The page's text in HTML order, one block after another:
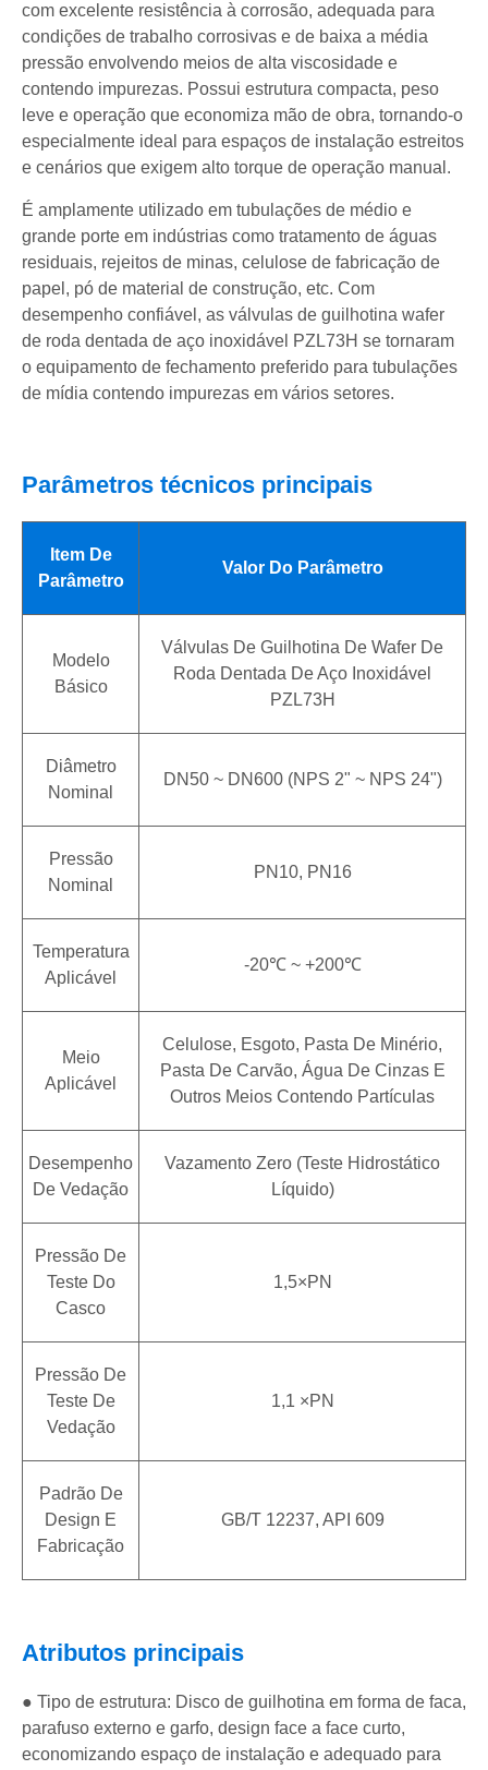
com excelente resistência à corrosão, adequada para
condições de trabalho corrosivas e de baixa a média
pressão envolvendo meios de alta viscosidade e
contendo impurezas. Possui estrutura compacta, peso
leve e operação que economiza mão de obra, tornando-o
especialmente ideal para espaços de instalação estreitos
e cenários que exigem alto torque de operação manual.
É amplamente utilizado em tubulações de médio e
grande porte em indústrias como tratamento de águas
residuais, rejeitos de minas, celulose de fabricação de
papel, pó de material de construção, etc. Com
desempenho confiável, as válvulas de guilhotina wafer
de roda dentada de aço inoxidável PZL73H se tornaram
o equipamento de fechamento preferido para tubulações
de mídia contendo impurezas em vários setores.
Parâmetros técnicos principais
Item De
Parâmetro
Valor Do Parâmetro
Modelo
Básico
Válvulas De Guilhotina De Wafer De
Roda Dentada De Aço Inoxidável
PZL73H
Diâmetro
Nominal
DN50 ~ DN600 (NPS 2" ~ NPS 24")
Pressão
Nominal
PN10, PN16
Temperatura
Aplicável
-20℃ ~ +200℃
Meio
Aplicável
Celulose, Esgoto, Pasta De Minério,
Pasta De Carvão, Água De Cinzas E
Outros Meios Contendo Partículas
Desempenho
De Vedação
Vazamento Zero (teste Hidrostático
Líquido)
Pressão De
Teste Do
Casco
1,5×PN
Pressão De
Teste De
Vedação
1,1 ×PN
Padrão De
Design E
Fabricação
GB/T 12237, API 609
Atributos principais
● Tipo de estrutura: Disco de guilhotina em forma de faca,
parafuso externo e garfo, design face a face curto,
economizando espaço de instalação e adequado para